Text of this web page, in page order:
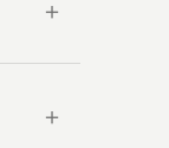
＋
＋